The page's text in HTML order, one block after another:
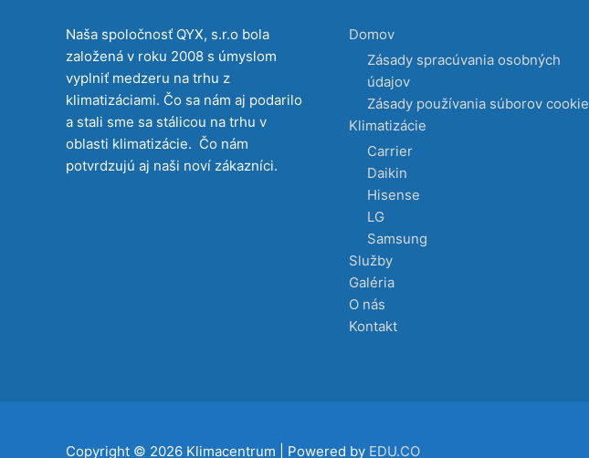
Naša spoločnosť QYX, s.r.o bola
založená v roku 2008 s úmyslom
vyplniť medzeru na trhu z
klimatizáciami. Čo sa nám aj podarilo
a stali sme sa stálicou na trhu v
oblasti klimatizácie. Čo nám
potvrdzujú aj naši noví zákazníci.
Domov
Zásady spracúvania osobných
údajov
Zásady používania súborov cookie
Klimatizácie
Carrier
Daikin
Hisense
LG
Samsung
Služby
Galéria
O nás
Kontakt
Copyright © 2026 Klimacentrum | Powered by EDU.CO